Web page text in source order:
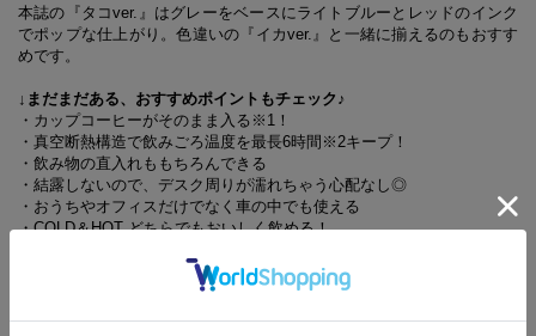
本誌の『タコver.』はグレーをベースにライトブルーとレッドのインク
でポップな仕上がり。色違いの『イカver.』と一緒に揃えるのもおすす
めです。
↓まだまだある、おすすめポイントもチェック♪
・カップコーヒーがそのまま入る※1！
・真空断熱構造で飲みごろ温度を最長6時間※2キープ！
・飲み物の直入れももちろんできる
・結露しないので、デスク周りが濡れちゃう心配なし◎
・おうちやオフィスだけでなく車の中でも使える
・COLD＆HOT どちらでもおいしく飲める！
※1 セブンカフェのアイス：レギュラー＆ラージ、ホット：ラージサイ